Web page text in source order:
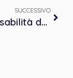
SUCCESSIVO
Responsabilità democratica in Italia nell’era COVID-19